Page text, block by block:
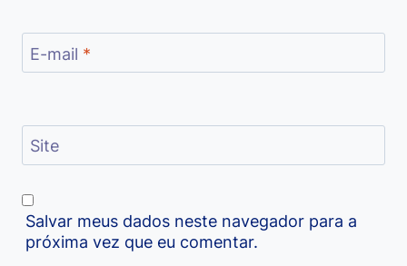
E-mail *
Site
Salvar meus dados neste navegador para a
próxima vez que eu comentar.